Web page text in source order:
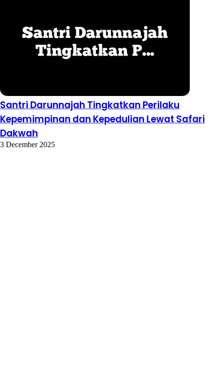
Santri Darunnajah Tingkatkan Perilaku
Kepemimpinan dan Kepedulian Lewat Safari
Dakwah
3 December 2025